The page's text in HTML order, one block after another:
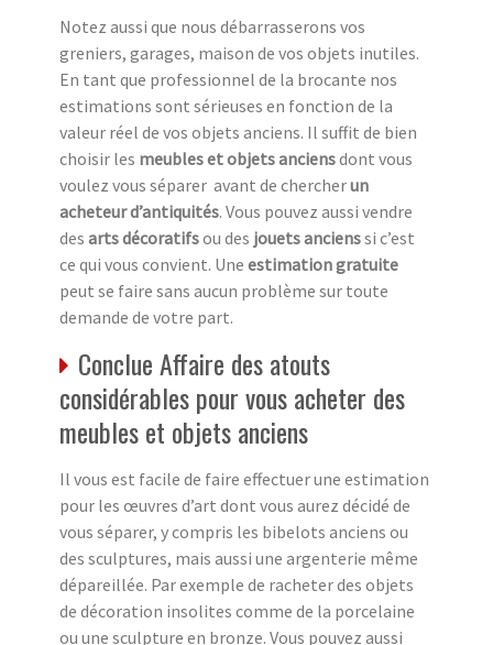
Notez aussi que nous débarrasserons vos
greniers, garages, maison de vos objets inutiles.
En tant que professionnel de la brocante nos
estimations sont sérieuses en fonction de la
valeur réel de vos objets anciens. Il suffit de bien
choisir les meubles et objets anciensdont vous
voulez vous séparer avant de chercherun
acheteur d’antiquités. Vous pouvez aussi vendre
des arts décoratifsou des jouets ancienssi c’est
ce qui vous convient. Une estimation gratuite
peut se faire sans aucun problème sur toute
demande de votre part.
Conclue Affaire des atouts
considérables pour vous acheter des
meubles et objets anciens
Il vous est facile de faire effectuer une estimation
pour les œuvres d’art dont vous aurez décidé de
vous séparer, y compris les bibelots anciens ou
des sculptures, mais aussi une argenterie même
dépareillée. Par exemple de racheter des objets
de décoration insolites comme de la porcelaine
ou une sculpture en bronze. Vous pouvez aussi